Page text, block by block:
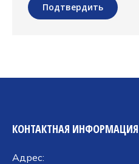
Подтвердить
КОНТАКТНАЯ ИНФОРМАЦИЯ
Адрес: